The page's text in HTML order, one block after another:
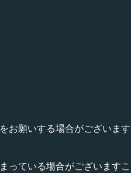
お願いする場合がございます
っている場合がございますこ